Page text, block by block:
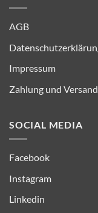
AGB
Impressum
Zahlung und Versand
SOCIAL MEDIA
Facebook
Instagram
Linkedin